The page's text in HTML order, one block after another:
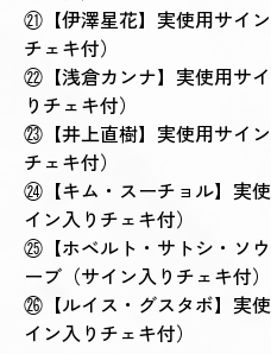
㉑【伊澤星花】実使用サイ
チェキ付）
㉒【浅倉カンナ】実使用サ
りチェキ付）
㉓【井上直樹】実使用サイ
チェキ付）
㉔【キム・スーチョル】実
イン入りチェキ付）
㉕【ホベルト・サトシ・ソ
ーブ（サイン入りチェキ付）
㉖【ルイス・グスタボ】実
イン入りチェキ付）